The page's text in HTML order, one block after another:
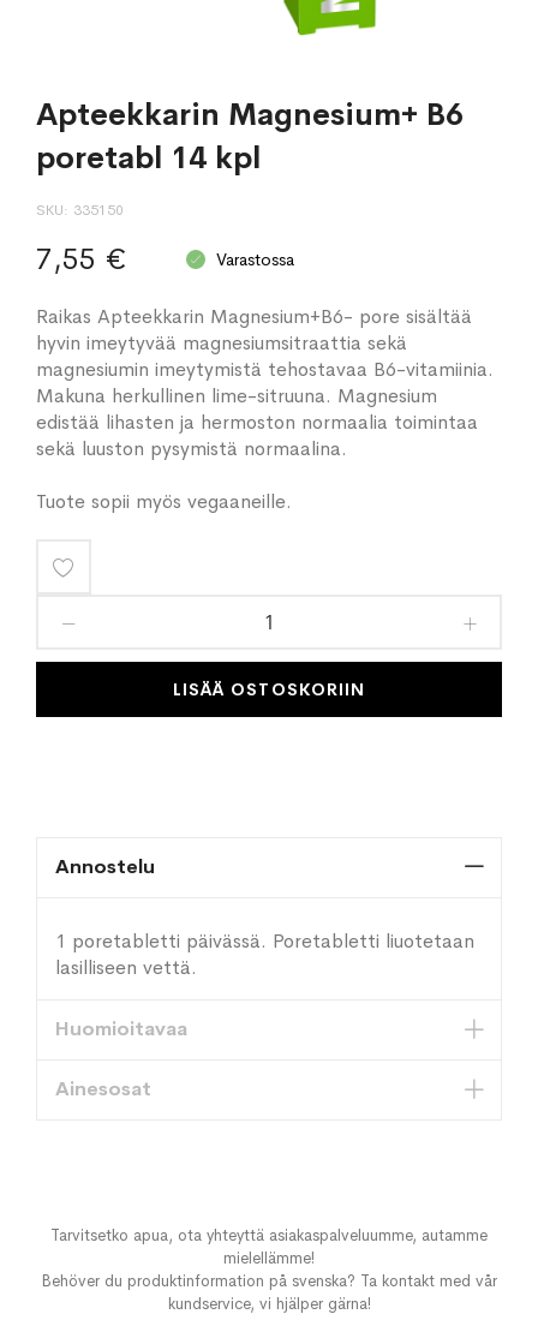
Apteekkarin Magnesium+ B6
poretabl 14 kpl
SKU 335150
7,55 € Varastossa
Raikas Apteekkarin Magnesium+B6- pore sisältää
hyvin imeytyvää magnesiumsitraattia sekä
magnesiumin imeytymistä tehostavaa B6-vitamiinia.
Makuna herkullinen lime-sitruuna. Magnesium
edistää lihasten ja hermoston normaalia toimintaa
sekä luuston pysymistä normaalina.
Tuote sopii myös vegaaneille.
toivelistaan
LISÄÄ OSTOSKORIIN
Annostelu
1 poretabletti päivässä. Poretabletti liuotetaan
lasilliseen vettä.
Huomioitavaa
Ainesosat
Tarvitsetko apua, ota yhteyttä asiakaspalveluumme, autamme
mielellämme!
Behöver du produktinformation på svenska? Ta kontakt med vår
kundservice, vi hjälper gärna!